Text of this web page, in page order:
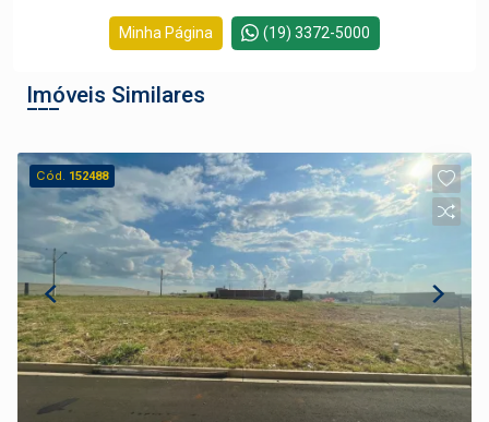
Minha Página (19) 3372-5000
Imóveis Similares
Cód. 152488